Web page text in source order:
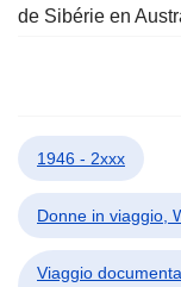
de Sibérie en
1946 - 2xxx
Donne in viaggio,
Viaggio